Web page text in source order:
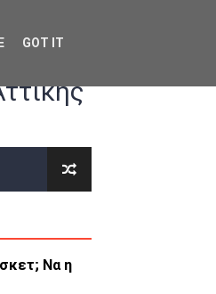
ΕΓΓΡΑΦΩΝ-ΜΕΤΑΓΡΑΦΩΝ ΤΗΣ
Να η
GOT IT